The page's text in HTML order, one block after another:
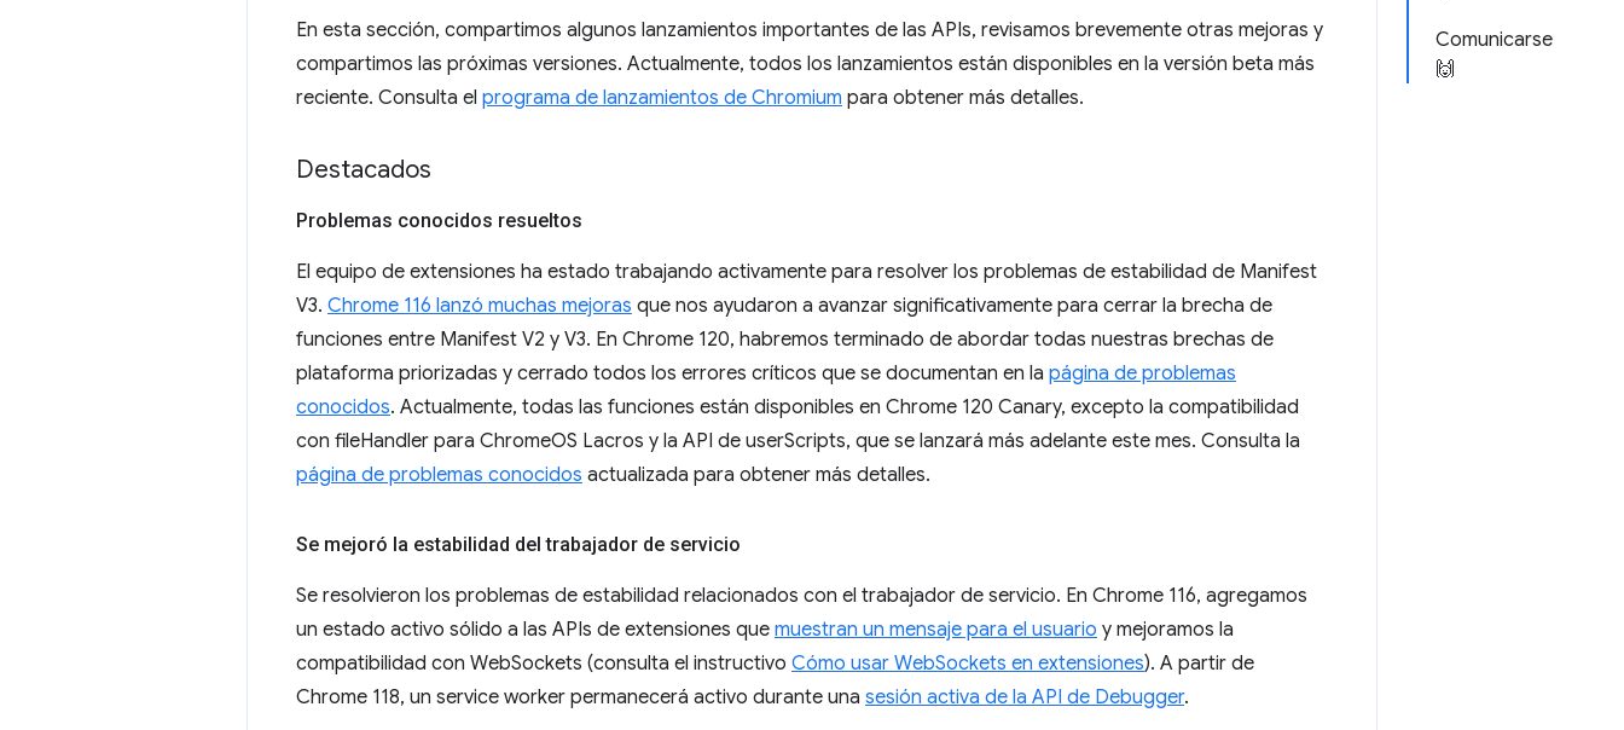
Comunicarse
🙌
En esta sección, compartimos algunos lanzamientos importantes de las APIs, revisamos brevemente otras mejoras y
compartimos las próximas versiones. Actualmente, todos los lanzamientos están disponibles en la versión beta más
reciente. Consulta el programa de lanzamientos de Chromium para obtener más detalles.
Destacados
Problemas conocidos resueltos
El equipo de extensiones ha estado trabajando activamente para resolver los problemas de estabilidad de Manifest
V3. Chrome 116 lanzó muchas mejoras que nos ayudaron a avanzar significativamente para cerrar la brecha de
funciones entre Manifest V2 y V3. En Chrome 120, habremos terminado de abordar todas nuestras brechas de
plataforma priorizadas y cerrado todos los errores críticos que se documentan en la página de problemas
conocidos. Actualmente, todas las funciones están disponibles en Chrome 120 Canary, excepto la compatibilidad
con fileHandler para ChromeOS Lacros y la API de userScripts, que se lanzará más adelante este mes. Consulta la
página de problemas conocidos actualizada para obtener más detalles.
Se mejoró la estabilidad del trabajador de servicio
Se resolvieron los problemas de estabilidad relacionados con el trabajador de servicio. En Chrome 116, agregamos
un estado activo sólido a las APIs de extensiones que muestran un mensaje para el usuario y mejoramos la
compatibilidad con WebSockets (consulta el instructivo Cómo usar WebSockets en extensiones). A partir de
Chrome 118, un service worker permanecerá activo durante una sesión activa de la API de Debugger.